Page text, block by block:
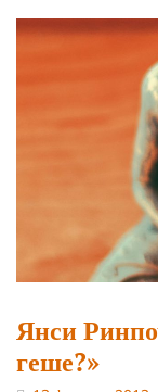
Янси
геше?»